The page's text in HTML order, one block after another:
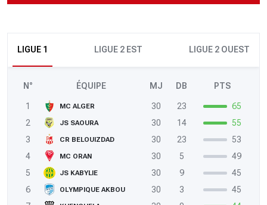
LIGUE 1 LIGUE 2 EST LIGUE 2 OUEST
N° ÉQUIPE MJ DB PTS
1 MC ALGER 30 23
65
2
JS SAOURA 30 14
55
3
CR BELOUIZDAD 30 23
53
4
MC ORAN 30 5
49
5
JS KABYLIE 30 9
45
6
OLYMPIQUE AKBOU 30 3
45